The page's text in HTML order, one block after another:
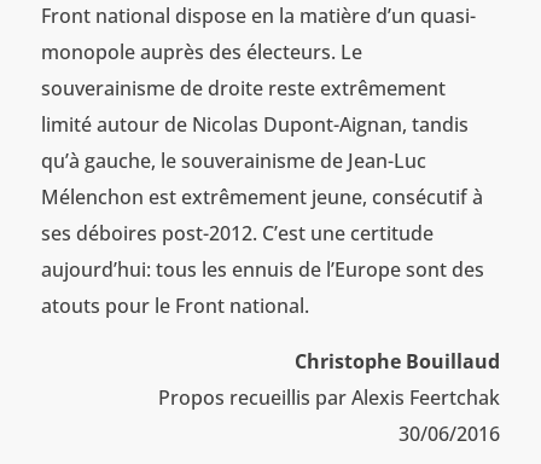
Front national dispose en la matière d’un quasi-
monopole auprès des électeurs. Le
souverainisme de droite reste extrêmement
limité autour de Nicolas Dupont-Aignan, tandis
qu’à gauche, le souverainisme de Jean-Luc
Mélenchon est extrêmement jeune, consécutif à
ses déboires post-2012. C’est une certitude
aujourd’hui: tous les ennuis de l’Europe sont des
atouts pour le Front national.
Christophe Bouillaud
Propos recueillis par Alexis Feertchak
30/06/2016